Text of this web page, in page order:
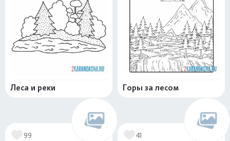
Леса и реки Горы за лесом
99 41